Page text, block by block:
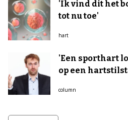
'Ik vind dit het
tot nu toe'
hart
'Een sporthart
op een
column